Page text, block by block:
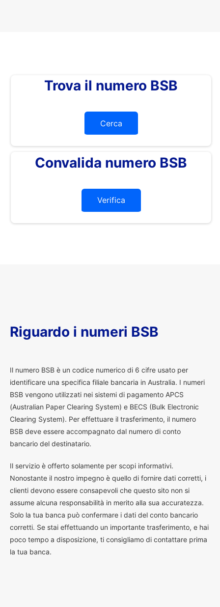
Trova il numero BSB
Cerca
Convalida numero BSB
Verifica
Riguardo i numeri BSB
Il numero BSB è un codice numerico di 6 cifre usato per
identificare una specifica filiale bancaria in Australia. I numeri
BSB vengono utilizzati nei sistemi di pagamento APCS
(Australian Paper Clearing System) e BECS (Bulk Electronic
Clearing System). Per effettuare il trasferimento, il numero
BSB deve essere accompagnato dal numero di conto
bancario del destinatario.
Il servizio è offerto solamente per scopi informativi.
Nonostante il nostro impegno è quello di fornire dati corretti, i
clienti devono essere consapevoli che questo sito non si
assume alcuna responsabilità in merito alla sua accuratezza.
Solo la tua banca può confermare i dati del conto bancario
corretti. Se stai effettuando un importante trasferimento, e hai
poco tempo a disposizione, ti consigliamo di contattare prima
la tua banca.